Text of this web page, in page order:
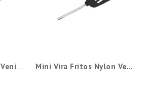
Colher Furada Nylon Venice Mini Vira Fritos Nylon Venice